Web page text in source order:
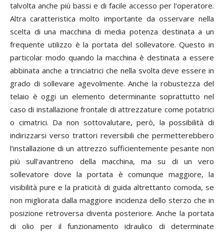
talvolta anche più bassi e di facile accesso per l'operatore.
Altra caratteristica molto importante da osservare nella
scelta di una macchina di media potenza destinata a un
frequente utilizzo è la portata del sollevatore. Questo in
particolar modo quando la macchina è destinata a essere
abbinata anche a trinciatrici che nella svolta deve essere in
grado di sollevare agevolmente. Anche la robustezza del
telaio è oggi un elemento determinante soprattutto nel
caso di installazione frontale di attrezzature come potatrici
o cimatrici. Da non sottovalutare, però, la possibilità di
indirizzarsi verso trattori reversibili che permetterebbero
l'installazione di un attrezzo sufficientemente pesante non
più sull'avantreno della macchina, ma su di un vero
sollevatore dove la portata è comunque maggiore, la
visibilità pure e la praticità di guida altrettanto comoda, se
non migliorata dalla maggiore incidenza dello sterzo che in
posizione retroversa diventa posteriore. Anche la portata
di olio per il funzionamento idraulico di determinate